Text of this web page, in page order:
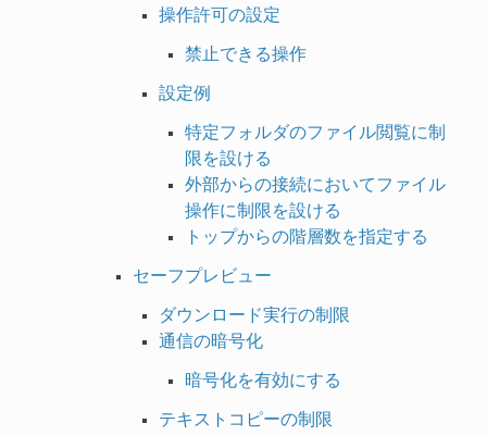
操作許可の設定
禁止できる操作
設定例
特定フォルダのファイル閲覧に制
限を設ける
外部からの接続においてファイル
操作に制限を設ける
トップからの階層数を指定する
セーフプレビュー
ダウンロード実行の制限
通信の暗号化
暗号化を有効にする
テキストコピーの制限